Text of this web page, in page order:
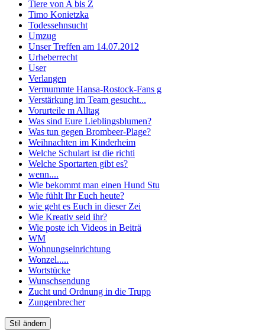
Tiere von A bis Z
Timo Konietzka
Todessehnsucht
Umzug
Unser Treffen am 14.07.2012
Urheberrecht
User
Verlangen
Vermummte Hansa-Rostock-Fans g
Verstärkung im Team gesucht...
Vorurteile m Alltag
Was sind Eure Lieblingsblumen?
Was tun gegen Brombeer-Plage?
Weihnachten im Kinderheim
Welche Schulart ist die richti
Welche Sportarten gibt es?
wenn....
Wie bekommt man einen Hund Stu
Wie fühlt Ihr Euch heute?
wie geht es Euch in dieser Zei
Wie Kreativ seid ihr?
Wie poste ich Videos in Beiträ
WM
Wohnungseinrichtung
Wonzel.....
Wortstücke
Wunschsendung
Zucht und Ordnung in die Trupp
Zungenbrecher
Stil ändern